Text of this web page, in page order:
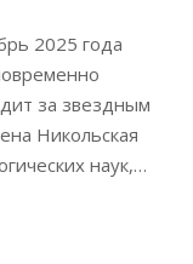
2025 года
за звездным
Никольская
наук,…